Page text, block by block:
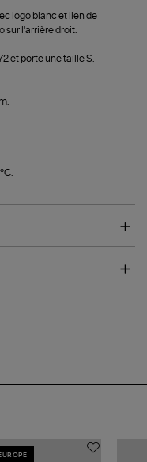
logo blanc et lien de
sur l'arrière droit.
et porte une taille S.